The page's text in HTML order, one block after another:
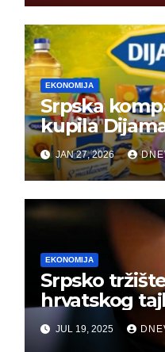
EKONOMIJA
Srpska
kupila
JAN 27, 2026
EKONOMIJA
Srpsko
hrvatskog
kontrola!
JUL 19, 2025